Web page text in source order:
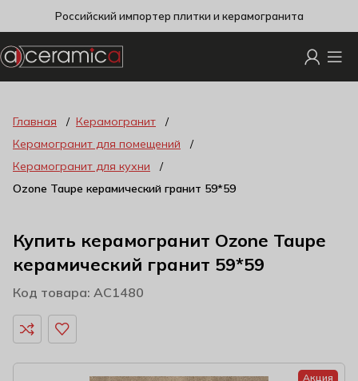
Российский импортер плитки и керамогранита
Главная
Керамогранит
Керамогранит для помещений
Керамогранит для кухни
Ozone Taupe керамический гранит 59*59
Купить керамогранит Ozone Taupe
керамический гранит 59*59
Код товара: AC1480
Акция